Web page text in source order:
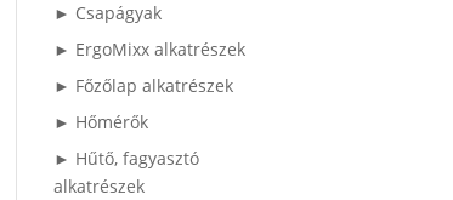
► Csapágyak
► ErgoMixx alkatrészek
► Főzőlap alkatrészek
► Hőmérők
► Hűtő, fagyasztó
alkatrészek